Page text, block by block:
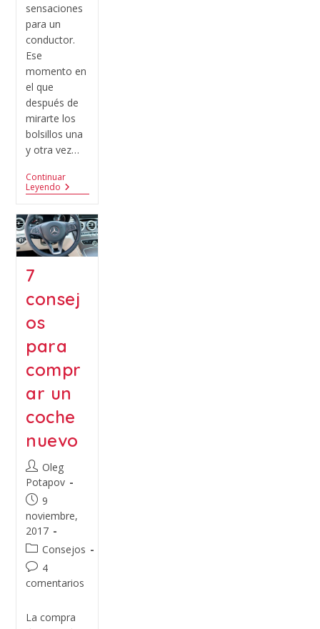
sensaciones
para un
conductor.
Ese
momento en
el que
después de
mirarte los
bolsillos una
y otra vez…
Continuar
Leyendo
7
consej
os
para
compr
ar un
coche
nuevo
Oleg
Potapov
9
noviembre,
2017
Consejos
4
comentarios
La compra